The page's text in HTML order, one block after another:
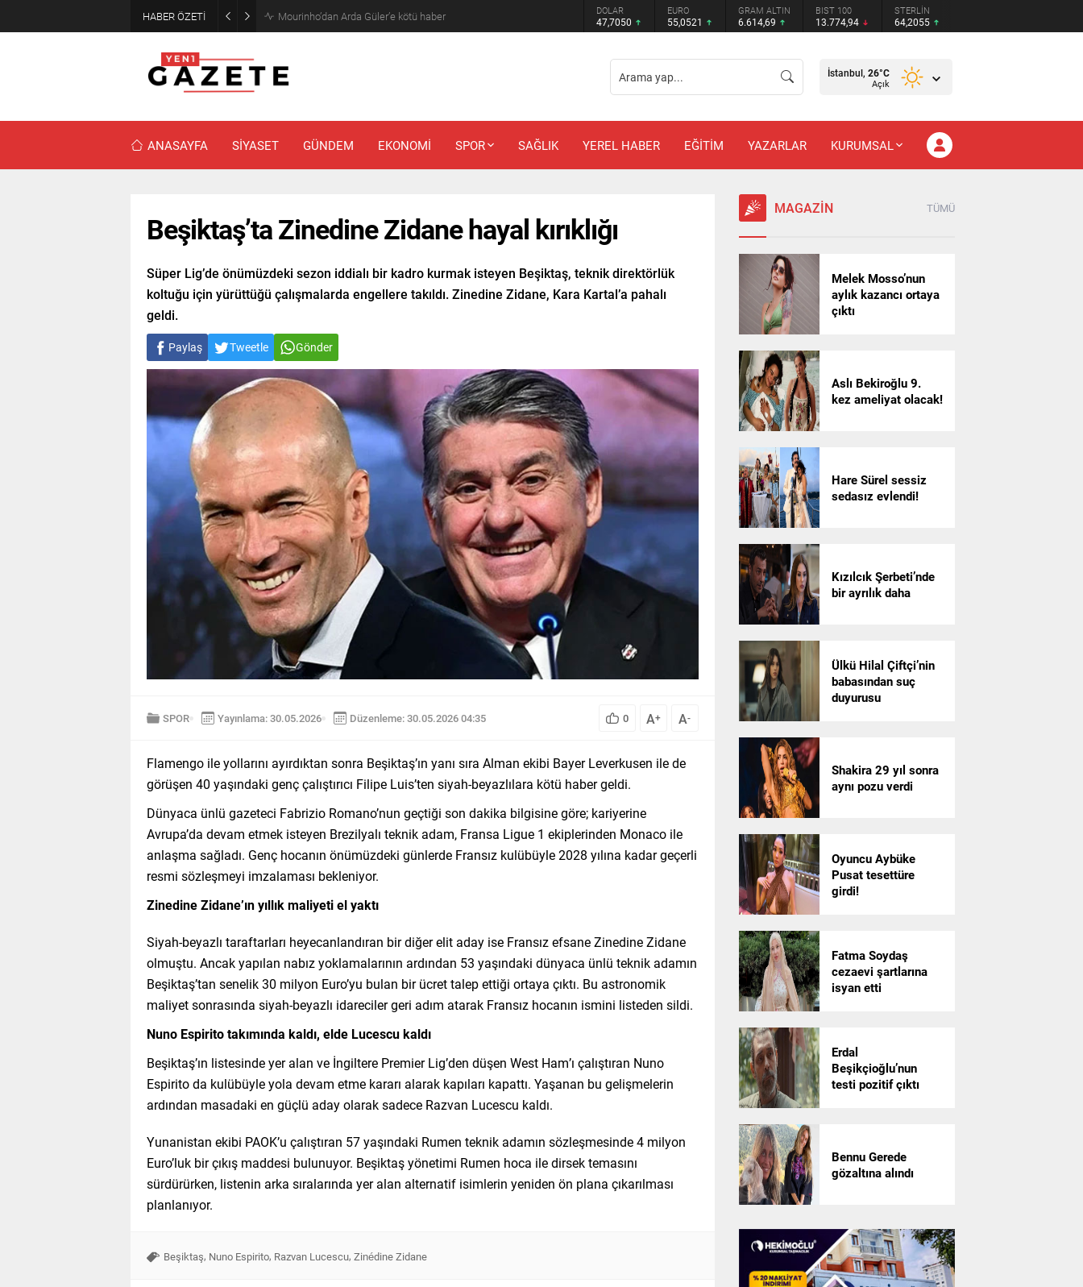
HABER ÖZETİ Mourinho’dan Arda Güler’e kötü haber DOLAR
47,7050
EURO
55,0521
GRAM ALTIN
6.614,69
BIST 100
13.774,94
STERLİN
64,2055
İstanbul, 26°C
Açık
ANASAYFA SİYASET GÜNDEM EKONOMİ SPOR SAĞLIK YEREL HABER EĞİTİM YAZARLAR KURUMSAL
Beşiktaş’ta Zinedine Zidane hayal kırıklığı
Süper Lig’de önümüzdeki sezon iddialı bir kadro kurmak isteyen Beşiktaş, teknik direktörlük
koltuğu için yürüttüğü çalışmalarda engellere takıldı. Zinedine Zidane, Kara Kartal’a pahalı
geldi.
Paylaş Tweetle Gönder
SPOR Yayınlama: 30.05.2026 Düzenleme: 30.05.2026 04:35 0 A+ A-
Flamengo ile yollarını ayırdıktan sonra Beşiktaş’ın yanı sıra Alman ekibi Bayer Leverkusen ile de
görüşen 40 yaşındaki genç çalıştırıcı Filipe Luis’ten siyah-beyazlılara kötü haber geldi.
Dünyaca ünlü gazeteci Fabrizio Romano’nun geçtiği son dakika bilgisine göre; kariyerine
Avrupa’da devam etmek isteyen Brezilyalı teknik adam, Fransa Ligue 1 ekiplerinden Monaco ile
anlaşma sağladı. Genç hocanın önümüzdeki günlerde Fransız kulübüyle 2028 yılına kadar geçerli
resmi sözleşmeyi imzalaması bekleniyor.
Zinedine Zidane’ın yıllık maliyeti el yaktı
Siyah-beyazlı taraftarları heyecanlandıran bir diğer elit aday ise Fransız efsane Zinedine Zidane
olmuştu. Ancak yapılan nabız yoklamalarının ardından 53 yaşındaki dünyaca ünlü teknik adamın
Beşiktaş’tan senelik 30 milyon Euro’yu bulan bir ücret talep ettiği ortaya çıktı. Bu astronomik
maliyet sonrasında siyah-beyazlı idareciler geri adım atarak Fransız hocanın ismini listeden sildi.
Nuno Espirito takımında kaldı, elde Lucescu kaldı
Beşiktaş’ın listesinde yer alan ve İngiltere Premier Lig’den düşen West Ham’ı çalıştıran Nuno
Espirito da kulübüyle yola devam etme kararı alarak kapıları kapattı. Yaşanan bu gelişmelerin
ardından masadaki en güçlü aday olarak sadece Razvan Lucescu kaldı.
Yunanistan ekibi PAOK’u çalıştıran 57 yaşındaki Rumen teknik adamın sözleşmesinde 4 milyon
Euro’luk bir çıkış maddesi bulunuyor. Beşiktaş yönetimi Rumen hoca ile dirsek temasını
sürdürürken, listenin arka sıralarında yer alan alternatif isimlerin yeniden ön plana çıkarılması
planlanıyor.
Beşiktaş, Nuno Espirito, Razvan Lucescu, Zinédine Zidane
MAGAZİN TÜMÜ
Melek Mosso’nun
aylık kazancı ortaya
çıktı
Aslı Bekiroğlu 9.
kez ameliyat olacak!
Hare Sürel sessiz
sedasız evlendi!
Kızılcık Şerbeti’nde
bir ayrılık daha
Ülkü Hilal Çiftçi’nin
babasından suç
duyurusu
Shakira 29 yıl sonra
aynı pozu verdi
Oyuncu Aybüke
Pusat tesettüre
girdi!
Fatma Soydaş
cezaevi şartlarına
isyan etti
Erdal
Beşikçioğlu’nun
testi pozitif çıktı
Bennu Gerede
gözaltına alındı